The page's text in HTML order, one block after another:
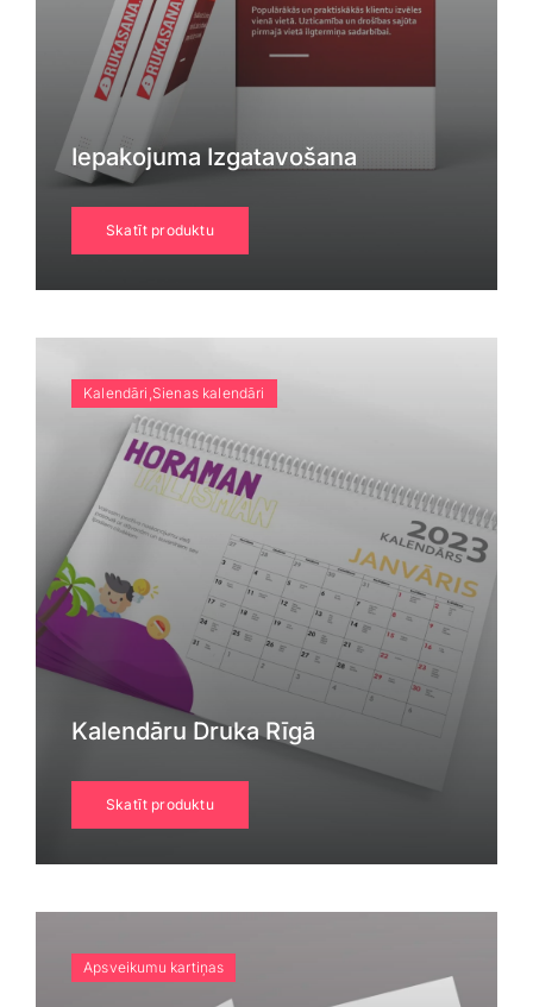
Iepakojuma Izgatavošana
Skatīt produktu
Kalendāri,Sienas kalendāri
Kalendāru Druka Rīgā
Skatīt produktu
Apsveikumu kartiņas